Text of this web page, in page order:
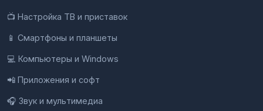
📺 Настройка ТВ и приставок
📱 Смартфоны и планшеты
💻 Компьютеры и Windows
📲 Приложения и софт
🎧 Звук и мультимедиа